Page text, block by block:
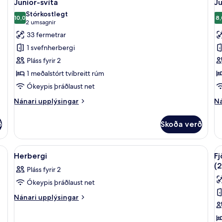
allar
myndir
fyrir
Junior-
svíta
Junior-svíta
10,010,0 af 10
Stórkostlegt
2 umsagnir
(2
umsagnir)
33 fermetrar
1 svefnherbergi
Pláss fyrir 2
1 meðalstórt tvíbreitt rúm
Ókeypis þráðlaust net
Nánari upplýsingar
Nánari
svíta
Skoða verð
2
2
+
hljóðeinangrun
Skoða
allar
myndir
fyrir
Herbergi
Míníbar, öryggishólf í herbergi,
8
Herbergi
Pláss fyrir 2
Ókeypis þráðlaust net
Nánari upplýsingar
Nánari
-